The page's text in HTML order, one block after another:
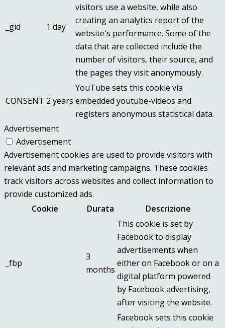
_gid 1 day
visitors use a website, while also
creating an analytics report of the
website's performance. Some of the
data that are collected include the
number of visitors, their source, and
the pages they visit anonymously.
CONSENT 2 years
YouTube sets this cookie via
embedded youtube-videos and
registers anonymous statistical data.
Advertisement
Advertisement
Advertisement cookies are used to provide visitors with
relevant ads and marketing campaigns. These cookies
track visitors across websites and collect information to
provide customized ads.
Cookie
Durata Descrizione
_fbp
3
months
This cookie is set by
Facebook to display
advertisements when
either on Facebook or on a
digital platform powered
by Facebook advertising,
after visiting the website.
Facebook sets this cookie